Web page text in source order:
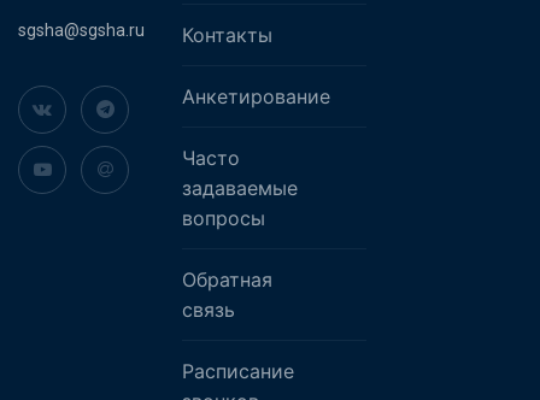
sgsha@sgsha.ru Контакты
Анкетирование
Часто
задаваемые
вопросы
Обратная
связь
Расписание